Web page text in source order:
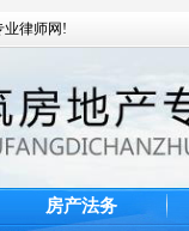
业律师网!
房产法务